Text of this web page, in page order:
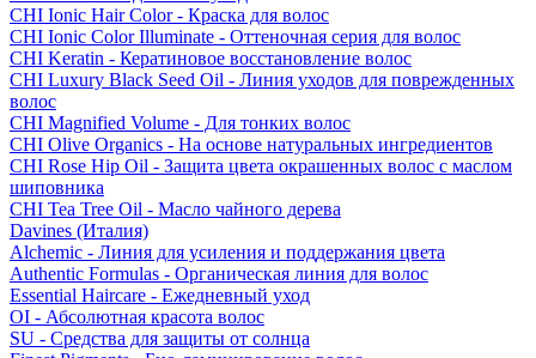
CHI Ionic Hair Color - Краска для волос
CHI Ionic Color Illuminate - Оттеночная серия для волос
CHI Keratin - Кератиновое восстановление волос
CHI Luxury Black Seed Oil - Линия уходов для поврежденных
волос
CHI Magnified Volume - Для тонких волос
CHI Olive Organics - На основе натуральных ингредиентов
CHI Rose Hip Oil - Защита цвета окрашенных волос с маслом
шиповника
CHI Tea Tree Oil - Масло чайного дерева
Davines (Италия)
Alchemic - Линия для усиления и поддержания цвета
Authentic Formulas - Органическая линия для волос
Essential Haircare - Eжедневный уход
OI - Абсолютная красота волос
SU - Средства для защиты от солнца